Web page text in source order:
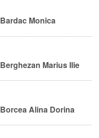
Bardac Monica
Berghezan Marius Ilie
Borcea Alina Dorina